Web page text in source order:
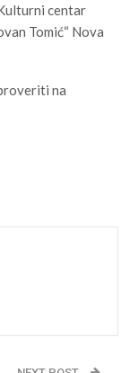
centar
Tomić“ Nova
na